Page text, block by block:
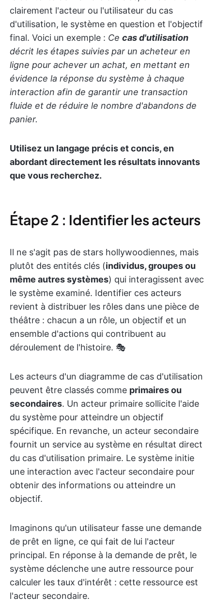
clairement l'acteur ou l'utilisateur du cas
d'utilisation, le système en question et l'objectif
final. Voici un exemple : Ce cas d'utilisation
décrit les étapes suivies par un acheteur en
ligne pour achever un achat, en mettant en
évidence la réponse du système à chaque
interaction afin de garantir une transaction
fluide et de réduire le nombre d'abandons de
panier.
Utilisez un langage précis et concis, en
abordant directement les résultats innovants
que vous recherchez.
Étape 2 : Identifier les acteurs
Il ne s'agit pas de stars hollywoodiennes, mais
plutôt des entités clés (individus, groupes ou
même autres systèmes) qui interagissent avec
le système examiné. Identifier ces acteurs
revient à distribuer les rôles dans une pièce de
théâtre : chacun a un rôle, un objectif et un
ensemble d'actions qui contribuent au
déroulement de l'histoire. 🎭
Les acteurs d'un diagramme de cas d'utilisation
peuvent être classés comme primaires ou
secondaires. Un acteur primaire sollicite l'aide
du système pour atteindre un objectif
spécifique. En revanche, un acteur secondaire
fournit un service au système en résultat direct
du cas d'utilisation primaire. Le système initie
une interaction avec l'acteur secondaire pour
obtenir des informations ou atteindre un
objectif.
Imaginons qu'un utilisateur fasse une demande
de prêt en ligne, ce qui fait de lui l'acteur
principal. En réponse à la demande de prêt, le
système déclenche une autre ressource pour
calculer les taux d'intérêt : cette ressource est
l'acteur secondaire.